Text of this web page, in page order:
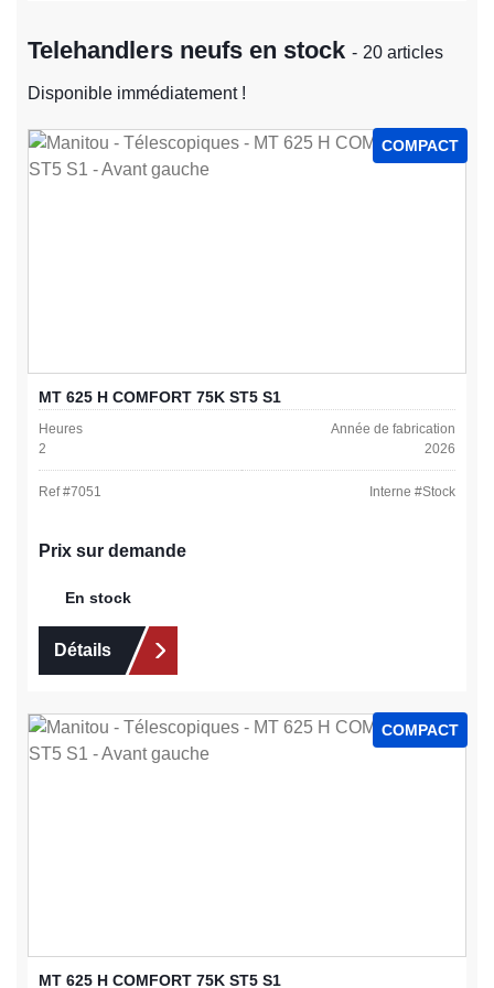
Telehandlers neufs en stock- 20 articles
Disponible immédiatement !
COMPACT
MT 625 H COMFORT 75K ST5 S1
Heures
2
Année de fabrication
2026
Ref #7051 Interne #Stock
Prix sur demande
En stock
Détails
COMPACT
MT 625 H COMFORT 75K ST5 S1